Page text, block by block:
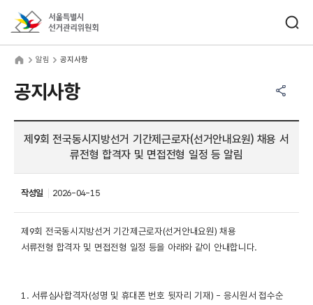
알림 공지사항
공지사항
제9회 전국동시지방선거 기간제근로자(선거안내요원) 채용 서
류전형 합격자 및 면접전형 일정 등 알림
작성일 2026-04-15
제9회 전국동시지방선거 기간제근로자(선거안내요원) 채용
서류전형 합격자 및 면접전형 일정 등을 아래와 같이 안내합니다.
1. 서류심사합격자(성명 및 휴대폰 번호 뒷자리 기재) - 응시원서 접수순